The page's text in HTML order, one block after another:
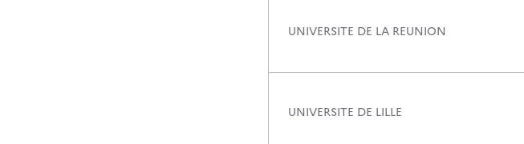
UNIVERSITE DE LA REUNION
UNIVERSITE DE LILLE